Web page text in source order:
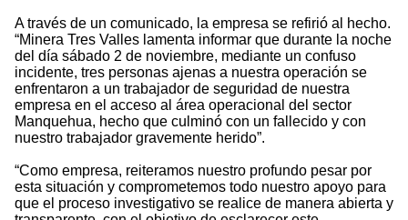
A través de un comunicado, la empresa se refirió al hecho.
“Minera Tres Valles lamenta informar que durante la noche
del día sábado 2 de noviembre, mediante un confuso
incidente, tres personas ajenas a nuestra operación se
enfrentaron a un trabajador de seguridad de nuestra
empresa en el acceso al área operacional del sector
Manquehua, hecho que culminó con un fallecido y con
nuestro trabajador gravemente herido”.
“Como empresa, reiteramos nuestro profundo pesar por
esta situación y comprometemos todo nuestro apoyo para
que el proceso investigativo se realice de manera abierta y